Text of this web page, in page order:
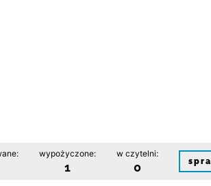
wypożyczone:
1
w czytelni:
0